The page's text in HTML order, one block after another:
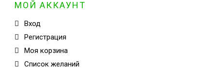
МОЙ АККАУНТ
Вход
Регистрация
Моя корзина
Cписок желаний